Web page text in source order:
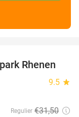
19%
Rhenen
9.5 star
Regulier €31,50